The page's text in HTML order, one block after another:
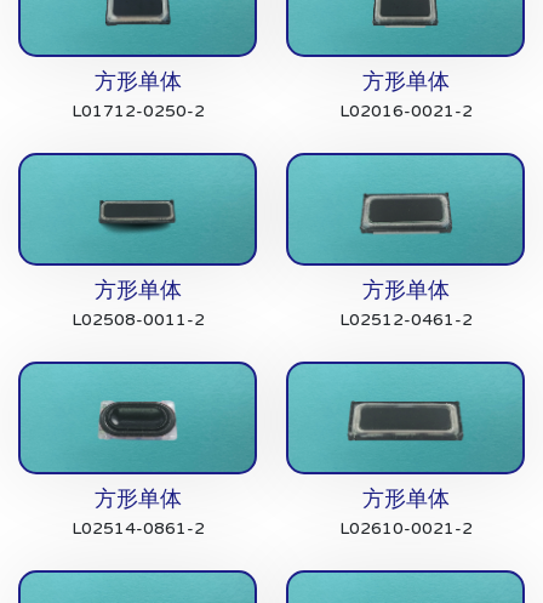
方形单体
L01712-0250-2
方形单体
L02016-0021-2
方形单体
L02508-0011-2
方形单体
L02512-0461-2
方形单体
L02514-0861-2
方形单体
L02610-0021-2